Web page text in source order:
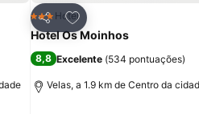
Partilhar
Adicionar aos favoritos
3 Estrelas
Hotel
Hotel Os Moinhos
8,8 Excelente (534 pontuações)
Velas, a 1.9 km de Centro da